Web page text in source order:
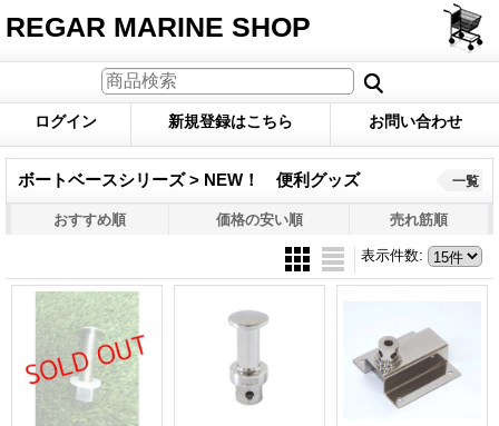
REGAR MARINE SHOP
ログイン 新規登録はこちら お問い合わせ
ボートベースシリーズ > NEW！ 便利グッズ 一覧
おすすめ順 価格の安い順 売れ筋順
表示件数: